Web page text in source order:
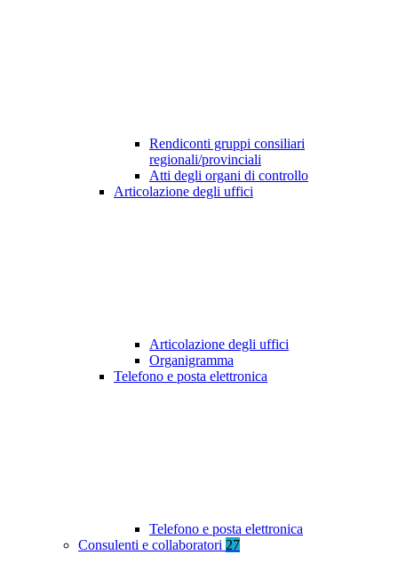
Rendiconti gruppi consiliari
regionali/provinciali
Atti degli organi di controllo
Articolazione degli uffici
Articolazione degli uffici
Organigramma
Telefono e posta elettronica
Telefono e posta elettronica
Consulenti e collaboratori 27